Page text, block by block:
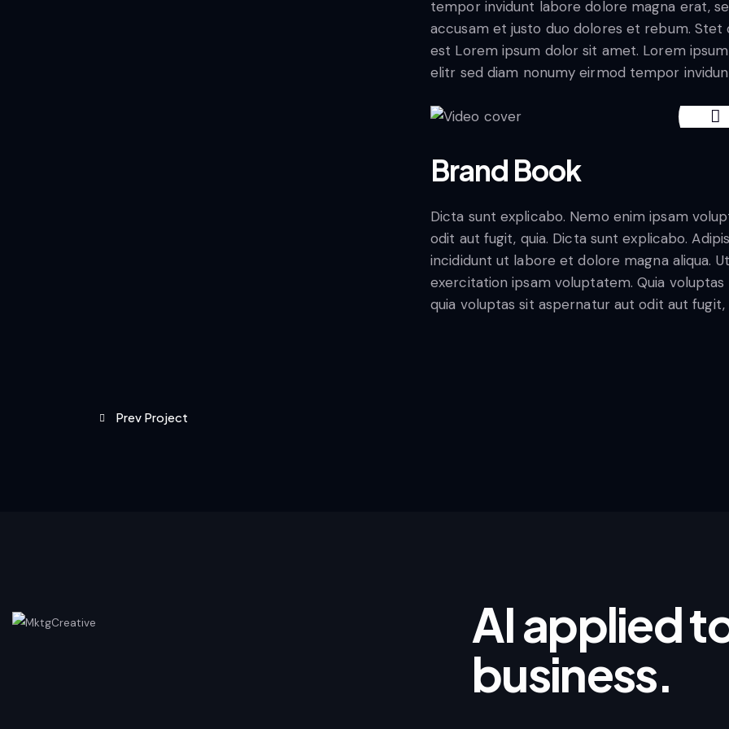
tempor invidunt labore dolore magna erat,
accusam et justo duo dolores et rebum.
est Lorem ipsum dolor sit amet. Lorem
elitr sed diam nonumy eirmod tempor
Brand Book
Dicta sunt explicabo. Nemo enim ipsam
odit aut fugit, quia. Dicta sunt explicabo.
incididunt ut labore et dolore magna aliqua.
exercitation ipsam voluptatem. Quia
quia voluptas sit aspernatur aut odit aut fugit,
Prev Project
AI applied
business.